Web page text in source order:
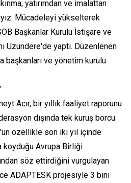
yatırımdan ve imalattan
Mücadeleyi yükselterek
Başkanlar Kurulu İstişare ve
Uzundere'de yaptı. Düzenlenen
başkanları ve yönetim kurulu
Acır, bir yıllık faaliyet raporunu
dışında tek kuruş borcu
özellikle son iki yıl içinde
koyduğu Avrupa Birliği
söz ettirdiğini vurgulayan
ADAPTESK projesiyle 3 bini